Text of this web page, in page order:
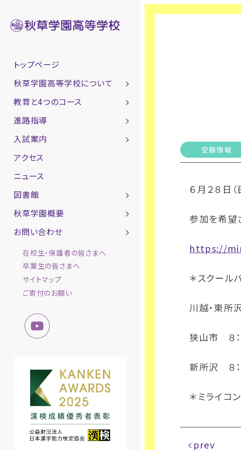
トップページ
秋草学園高等学校について
教育と4つのコース
進路指導
入試案内
アクセス
ニュース
図書館
秋草学園概要
お問い合わせ
在校生・保護者の皆さまへ
卒業生の皆さまへ
サイトマップ
ご寄付のお願い
受験情報
６月２８日
参加を希望
https://
＊スクール
川越・東所
狭山市 ８：
新所沢 ８：
＊ミライコ
prev